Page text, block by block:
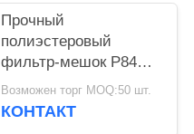
Прочный
полиэстеровый
фильтр-мешок P84
Nomex PPS PTFE из
стекловолокна для
Возможен торг MOQ:50 шт.
КОНТАКТ